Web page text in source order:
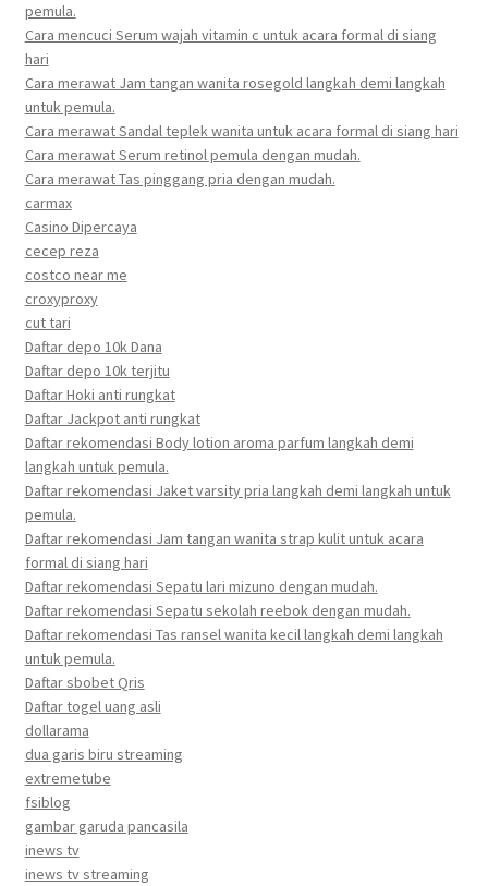
pemula.
Cara mencuci Serum wajah vitamin c untuk acara formal di siang
hari
Cara merawat Jam tangan wanita rosegold langkah demi langkah
untuk pemula.
Cara merawat Sandal teplek wanita untuk acara formal di siang hari
Cara merawat Serum retinol pemula dengan mudah.
Cara merawat Tas pinggang pria dengan mudah.
carmax
Casino Dipercaya
cecep reza
costco near me
croxyproxy
cut tari
Daftar depo 10k Dana
Daftar depo 10k terjitu
Daftar Hoki anti rungkat
Daftar Jackpot anti rungkat
Daftar rekomendasi Body lotion aroma parfum langkah demi
langkah untuk pemula.
Daftar rekomendasi Jaket varsity pria langkah demi langkah untuk
pemula.
Daftar rekomendasi Jam tangan wanita strap kulit untuk acara
formal di siang hari
Daftar rekomendasi Sepatu lari mizuno dengan mudah.
Daftar rekomendasi Sepatu sekolah reebok dengan mudah.
Daftar rekomendasi Tas ransel wanita kecil langkah demi langkah
untuk pemula.
Daftar sbobet Qris
Daftar togel uang asli
dollarama
dua garis biru streaming
extremetube
fsiblog
gambar garuda pancasila
inews tv
inews tv streaming